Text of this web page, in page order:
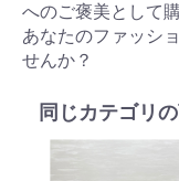
へのご褒美として
あなたのファッシ
せんか？
同じカテゴリ